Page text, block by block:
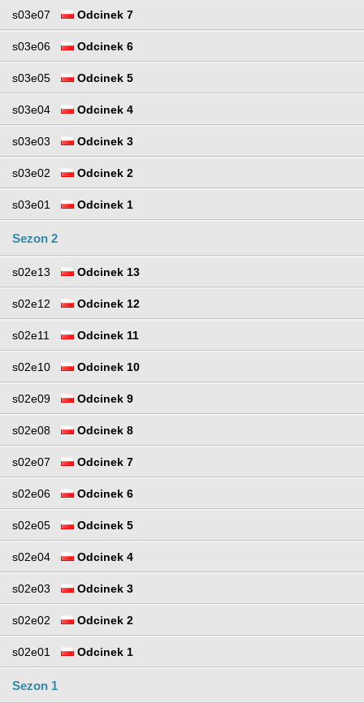
s03e07 Odcinek 7
s03e06 Odcinek 6
s03e05 Odcinek 5
s03e04 Odcinek 4
s03e03 Odcinek 3
s03e02 Odcinek 2
s03e01 Odcinek 1
Sezon 2
s02e13 Odcinek 13
s02e12 Odcinek 12
s02e11 Odcinek 11
s02e10 Odcinek 10
s02e09 Odcinek 9
s02e08 Odcinek 8
s02e07 Odcinek 7
s02e06 Odcinek 6
s02e05 Odcinek 5
s02e04 Odcinek 4
s02e03 Odcinek 3
s02e02 Odcinek 2
s02e01 Odcinek 1
Sezon 1